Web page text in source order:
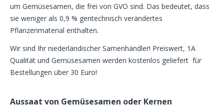
um Gemüsesamen, die frei von GVO sind. Das bedeutet, dass
sie weniger als 0,9 % gentechnisch verändertes
Pflanzenmaterial enthalten.
Wir sind Ihr niederländischer Samenhändler! Preiswert, 1A
Qualität und Gemüsesamen werden kostenlos geliefert für
Bestellungen über 30 Euro!
Aussaat von Gemüsesamen oder Kernen